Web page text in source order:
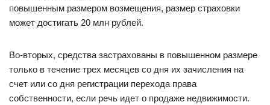
повышенным размером возмещения, размер страховки
может достигать 20 млн рублей.
Во-вторых, средства застрахованы в повышенном размере
только в течение трех месяцев со дня их зачисления на
счет или со дня регистрации перехода права
собственности, если речь идет о продаже недвижимости.